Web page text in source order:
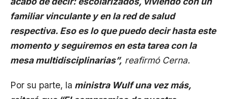
familiar vinculante y en la red de salud
respectiva. Eso es lo que puedo decir hasta este
momento y seguiremos en esta tarea con la
mesa multidisciplinarias”, reafirmó Cerna.
Por su parte, la ministra Wulf una vez más,